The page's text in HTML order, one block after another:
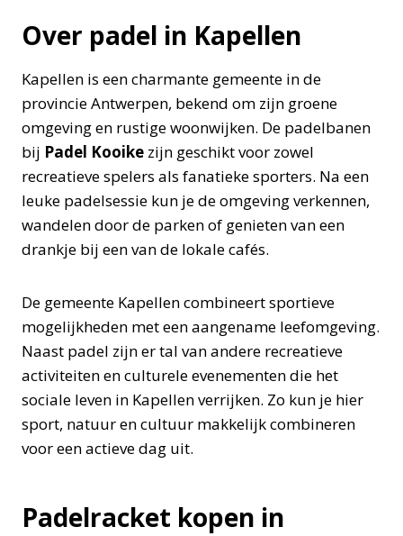
Over padel in Kapellen
Kapellen is een charmante gemeente in de
provincie Antwerpen, bekend om zijn groene
omgeving en rustige woonwijken. De padelbanen
bij Padel Kooike zijn geschikt voor zowel
recreatieve spelers als fanatieke sporters. Na een
leuke padelsessie kun je de omgeving verkennen,
wandelen door de parken of genieten van een
drankje bij een van de lokale cafés.
De gemeente Kapellen combineert sportieve
mogelijkheden met een aangename leefomgeving.
Naast padel zijn er tal van andere recreatieve
activiteiten en culturele evenementen die het
sociale leven in Kapellen verrijken. Zo kun je hier
sport, natuur en cultuur makkelijk combineren
voor een actieve dag uit.
Padelracket kopen in